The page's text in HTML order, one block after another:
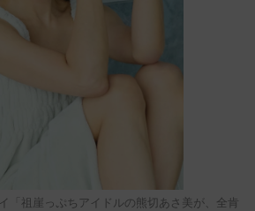
「祖崖っぷちアイドルの熊切あさ美が、全肯